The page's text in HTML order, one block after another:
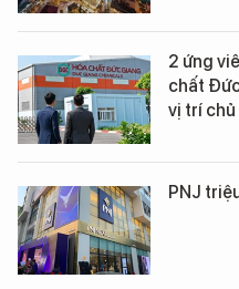
2 ứng
chất
vị trí
PNJ